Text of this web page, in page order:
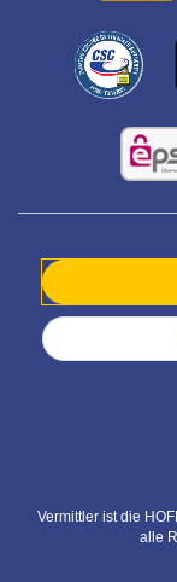
Vermittler ist die
alle